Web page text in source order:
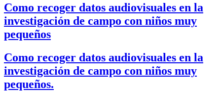
Como recoger datos audiovisuales en la
investigación de campo con niños muy
pequeños
Como recoger datos audiovisuales en la
investigación de campo con niños muy
pequeños.